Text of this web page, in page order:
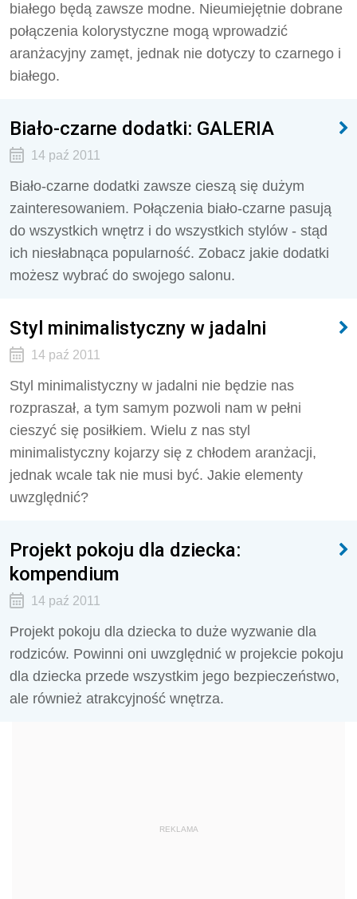
białego będą zawsze modne. Nieumiejętnie dobrane
połączenia kolorystyczne mogą wprowadzić
aranżacyjny zamęt, jednak nie dotyczy to czarnego i
białego.
Biało-czarne dodatki: GALERIA
14 paź 2011
Biało-czarne dodatki zawsze cieszą się dużym
zainteresowaniem. Połączenia biało-czarne pasują
do wszystkich wnętrz i do wszystkich stylów - stąd
ich niesłabnąca popularność. Zobacz jakie dodatki
możesz wybrać do swojego salonu.
Styl minimalistyczny w jadalni
14 paź 2011
Styl minimalistyczny w jadalni nie będzie nas
rozpraszał, a tym samym pozwoli nam w pełni
cieszyć się posiłkiem. Wielu z nas styl
minimalistyczny kojarzy się z chłodem aranżacji,
jednak wcale tak nie musi być. Jakie elementy
uwzględnić?
Projekt pokoju dla dziecka:
kompendium
14 paź 2011
Projekt pokoju dla dziecka to duże wyzwanie dla
rodziców. Powinni oni uwzględnić w projekcie pokoju
dla dziecka przede wszystkim jego bezpieczeństwo,
ale również atrakcyjność wnętrza.
REKLAMA